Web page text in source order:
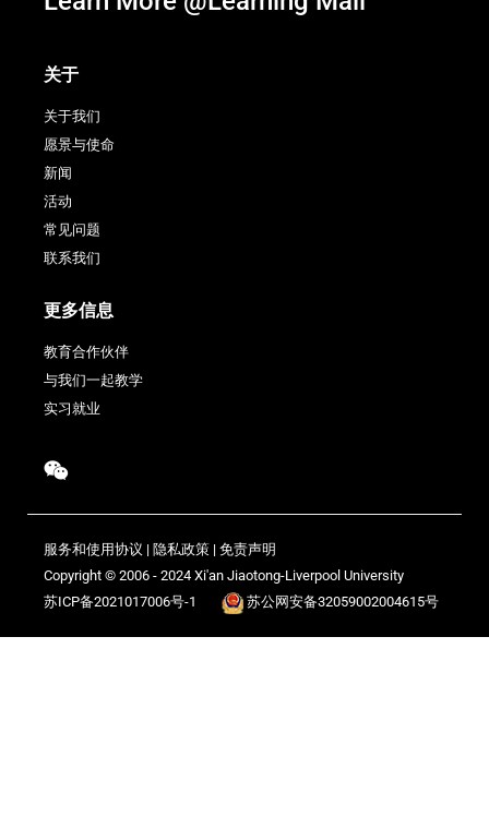
关于
关于我们
愿景与使命
新闻
活动
常见问题
联系我们
更多信息
教育合作伙伴
与我们一起教学
实习就业
服务和使用协议 | 隐私政策 | 免责声明
Copyright © 2006 - 2024 Xi'an Jiaotong-Liverpool University
苏ICP备2021017006号-1
苏公网安备32059002004615号